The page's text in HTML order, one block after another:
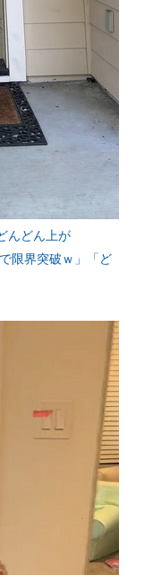
んどん上が
限界突破ｗ」「ど